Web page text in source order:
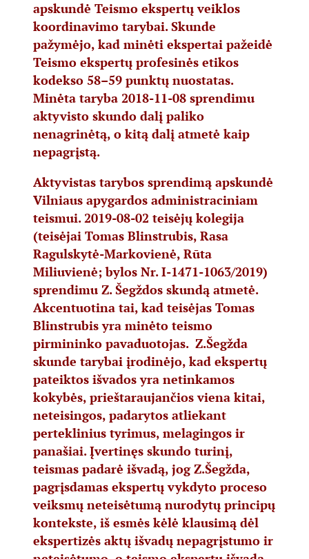
apskundė Teismo ekspertų veiklos
koordinavimo tarybai. Skunde
pažymėjo, kad minėti ekspertai pažeidė
Teismo ekspertų profesinės etikos
kodekso 58–59 punktų nuostatas.
Minėta taryba 2018-11-08 sprendimu
aktyvisto skundo dalį paliko
nenagrinėtą, o kitą dalį atmetė kaip
nepagrįstą.
Aktyvistas tarybos sprendimą apskundė
Vilniaus apygardos administraciniam
teismui. 2019-08-02 teisėjų kolegija
(teisėjai Tomas Blinstrubis, Rasa
Ragulskytė-Markovienė, Rūta
Miliuvienė; bylos Nr. I-1471-1063/2019)
sprendimu Z. Šegždos skundą atmetė.
Akcentuotina tai, kad teisėjas Tomas
Blinstrubis yra minėto teismo
pirmininko pavaduotojas. Z.Šegžda
skunde tarybai įrodinėjo, kad ekspertų
pateiktos išvados yra netinkamos
kokybės, prieštaraujančios viena kitai,
neteisingos, padarytos atliekant
perteklinius tyrimus, melagingos ir
panašiai. Įvertinęs skundo turinį,
teismas padarė išvadą, jog Z.Šegžda,
pagrįsdamas ekspertų vykdyto proceso
veiksmų neteisėtumą nurodytų principų
kontekste, iš esmės kėlė klausimą dėl
ekspertizės aktų išvadų nepagrįstumo ir